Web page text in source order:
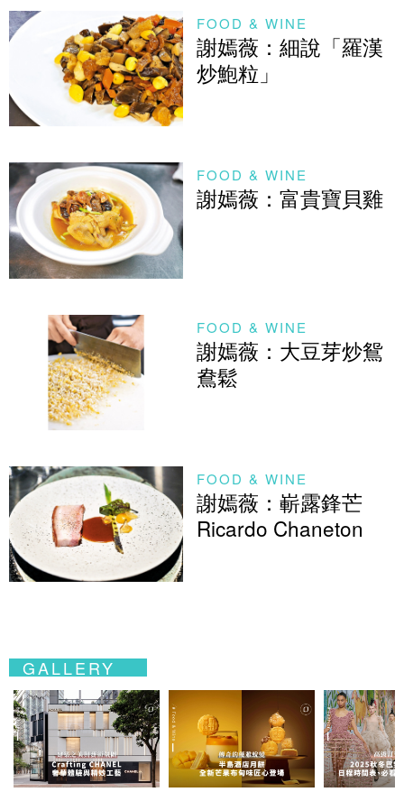
FOOD & WINE
謝嫣薇：細說「羅漢
炒鮑粒」
FOOD & WINE
謝嫣薇：富貴寶貝雞
FOOD & WINE
謝嫣薇：大豆芽炒鴛
鴦鬆
FOOD & WINE
謝嫣薇：嶄露鋒芒
Ricardo Chaneton
GALLERY